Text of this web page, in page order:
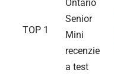
TOP 1